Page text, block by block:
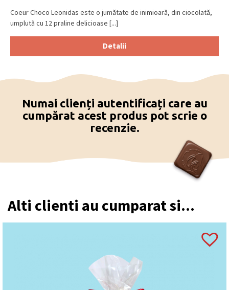
Coeur Choco Leonidas este o jumătate de inimioară, din ciocolată,
umplută cu 12 praline delicioase [...]
Detalii
Numai clienți autentificați care au
cumpărat acest produs pot scrie o
recenzie.
Alti clienti au cumparat si...